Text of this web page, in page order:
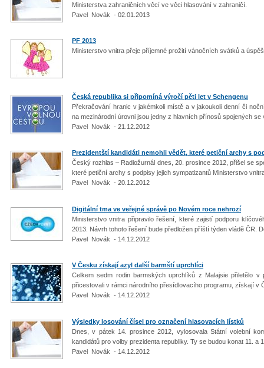
Ministerstva zahraničních věcí ve věci hlasování v zahraničí.
Pavel Novák - 02.01.2013
PF 2013
Ministerstvo vnitra přeje příjemné prožití vánočních svátků a
Česká republika si připomíná výročí pěti let v Schengenu
Překračování hranic v jakémkoli místě a v jakoukoli denní či
na mezinárodní úrovni jsou jedny z hlavních přínosů spojených
Pavel Novák - 21.12.2012
Prezidentští kandidáti nemohli vědět, které petiční archy s
Český rozhlas – Radiožurnál dnes, 20. prosince 2012, přišel se
které petiční archy s podpisy jejich sympatizantů Ministerstvo
Pavel Novák - 20.12.2012
Digitální tma ve veřejné správě po Novém roce nehrozí
Ministerstvo vnitra připravilo řešení, které zajistí podporu
2013. Návrh tohoto řešení bude předložen příští týden vládě ČR.
Pavel Novák - 14.12.2012
V Česku získají azyl další barmští uprchlíci
Celkem sedm rodin barmských uprchlíků z Malajsie přiletělo
přicestovali v rámci národního přesídlovacího programu, získají v
Pavel Novák - 14.12.2012
Výsledky losování čísel pro označení hlasovacích lístků
Dnes, v pátek 14. prosince 2012, vylosovala Státní volební
kandidátů pro volby prezidenta republiky. Ty se budou konat 11. a
Pavel Novák - 14.12.2012